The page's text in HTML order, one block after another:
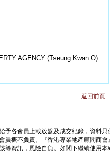
AGENCY (Tseung Kwan O)
返回前頁
予各會員上載放盤及成交紀錄，資料
員概不負責。『香港專業地產顧問商
資訊，風險自負。如閣下繼續使用本